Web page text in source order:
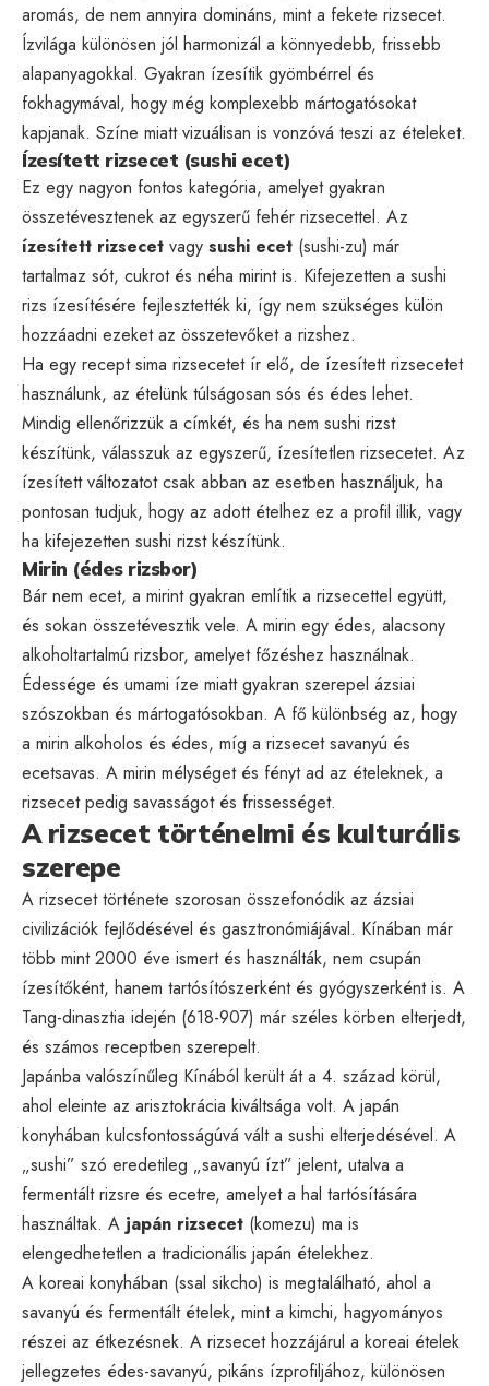
aromás, de nem annyira domináns, mint a fekete rizsecet.
Ízvilága különösen jól harmonizál a könnyedebb, frissebb
alapanyagokkal. Gyakran ízesítik gyömbérrel és
fokhagymával, hogy még komplexebb mártogatósokat
kapjanak. Színe miatt vizuálisan is vonzóvá teszi az ételeket.
Ízesített rizsecet (sushi ecet)
Ez egy nagyon fontos kategória, amelyet gyakran
összetévesztenek az egyszerű fehér rizsecettel. Az
ízesített rizsecet vagy sushi ecet (sushi-zu) már
tartalmaz sót, cukrot és néha mirint is. Kifejezetten a sushi
rizs ízesítésére fejlesztették ki, így nem szükséges külön
hozzáadni ezeket az összetevőket a rizshez.
Ha egy recept sima rizsecetet ír elő, de ízesített rizsecetet
használunk, az ételünk túlságosan sós és édes lehet.
Mindig ellenőrizzük a címkét, és ha nem sushi rizst
készítünk, válasszuk az egyszerű, ízesítetlen rizsecetet. Az
ízesített változatot csak abban az esetben használjuk, ha
pontosan tudjuk, hogy az adott ételhez ez a profil illik, vagy
ha kifejezetten sushi rizst készítünk.
Mirin (édes rizsbor)
Bár nem ecet, a mirint gyakran említik a rizsecettel együtt,
és sokan összetévesztik vele. A mirin egy édes, alacsony
alkoholtartalmú rizsbor, amelyet főzéshez használnak.
Édessége és umami íze miatt gyakran szerepel ázsiai
szószokban és mártogatósokban. A fő különbség az, hogy
a mirin alkoholos és édes, míg a rizsecet savanyú és
ecetsavas. A mirin mélységet és fényt ad az ételeknek, a
rizsecet pedig savasságot és frissességet.
A rizsecet történelmi és kulturális
szerepe
A rizsecet története szorosan összefonódik az ázsiai
civilizációk fejlődésével és gasztronómiájával. Kínában már
több mint 2000 éve ismert és használták, nem csupán
ízesítőként, hanem tartósítószerként és gyógyszerként is. A
Tang-dinasztia idején (618-907) már széles körben elterjedt,
és számos receptben szerepelt.
Japánba valószínűleg Kínából került át a 4. század körül,
ahol eleinte az arisztokrácia kiváltsága volt. A japán
konyhában kulcsfontosságúvá vált a sushi elterjedésével. A
„sushi” szó eredetileg „savanyú ízt” jelent, utalva a
fermentált rizsre és ecetre, amelyet a hal tartósítására
használtak. A japán rizsecet (komezu) ma is
elengedhetetlen a tradicionális japán ételekhez.
A koreai konyhában (ssal sikcho) is megtalálható, ahol a
savanyú és fermentált ételek, mint a kimchi, hagyományos
részei az étkezésnek. A rizsecet hozzájárul a koreai ételek
jellegzetes édes-savanyú, pikáns ízprofiljához, különösen